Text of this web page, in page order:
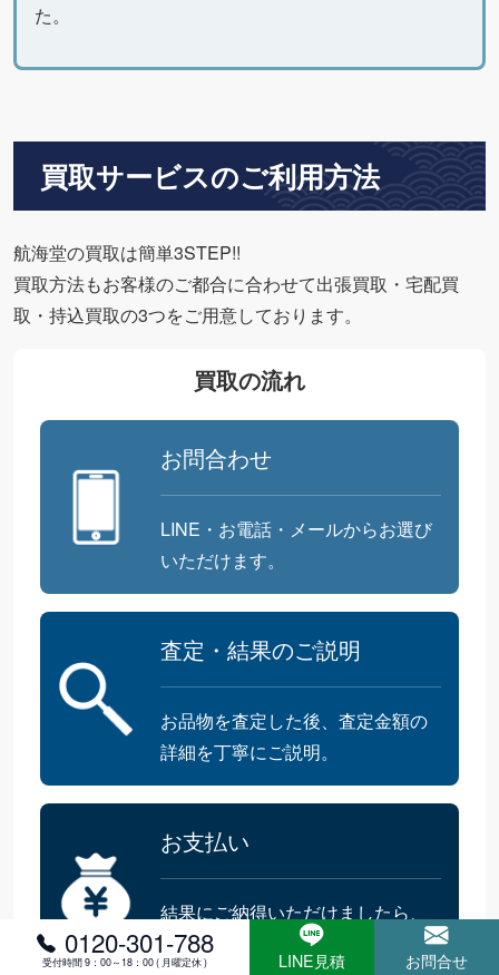
0120-301-788
受付時間 9：00～18：00 ( 月曜定休 ) LINE見積 お問合せ
た。
買取サービスのご利用方法
航海堂の買取は簡単3STEP!!
買取方法もお客様のご都合に合わせて出張買取・宅配買
取・持込買取の3つをご用意しております。
買取の流れ
お問合わせ
LINE・お電話・メールからお選び
いただけます。
査定・結果のご説明
お品物を査定した後、査定金額の
詳細を丁寧にご説明。
お支払い
結果にご納得いただけましたら、
その金額をお支払い。